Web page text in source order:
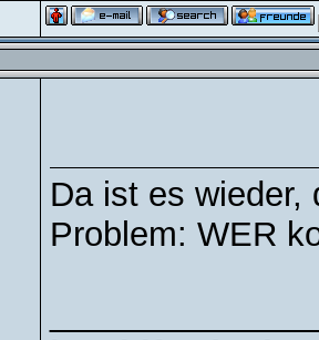
Da ist es wieder,
Problem: WER